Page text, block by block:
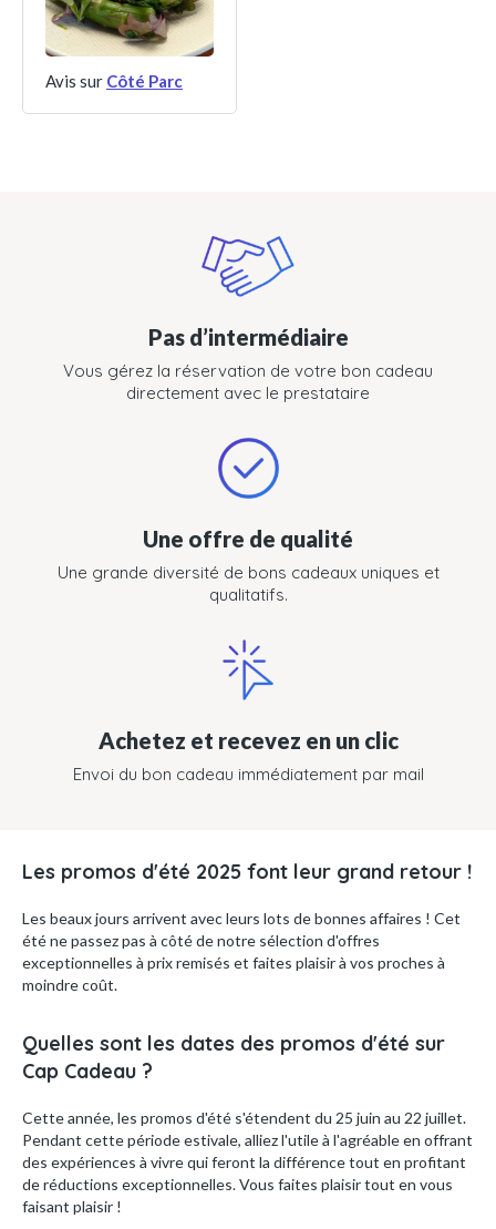
Avis sur Côté Parc
Pas d’intermédiaire
Vous gérez la réservation de votre bon cadeau
directement avec le prestataire
Une offre de qualité
Une grande diversité de bons cadeaux uniques et
qualitatifs.
Achetez et recevez en un clic
Envoi du bon cadeau immédiatement par mail
Les promos d'été 2025 font leur grand retour !
Les beaux jours arrivent avec leurs lots de bonnes affaires ! Cet
été ne passez pas à côté de notre sélection d'offres
exceptionnelles à prix remisés et faites plaisir à vos proches à
moindre coût.
Quelles sont les dates des promos d'été sur
Cap Cadeau ?
Cette année, les promos d'été s'étendent du 25 juin au 22 juillet.
Pendant cette période estivale, alliez l'utile à l'agréable en offrant
des expériences à vivre qui feront la différence tout en profitant
de réductions exceptionnelles. Vous faites plaisir tout en vous
faisant plaisir !